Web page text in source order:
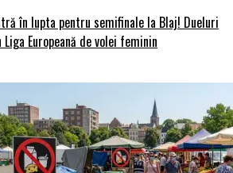
în lupta pentru semifinale la Blaj! Dueluri
Liga Europeană de volei feminin